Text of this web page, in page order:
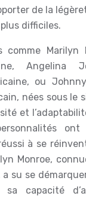
de la
difficiles.
comme Marilyn
Angelina
ou
nées sous le
et
ont
à se
Monroe,
su se
sa capacité